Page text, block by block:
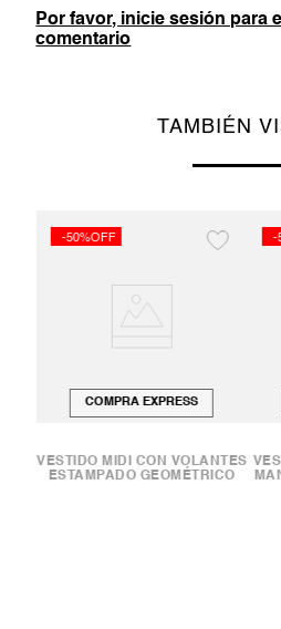
Por favor, inicie sesión para
comentario
TAMBIÉN
-50%OFF
COMPRA EXPRESS
VESTIDO MIDI CON VOLANTES
ESTAMPADO GEOMÉTRICO
-